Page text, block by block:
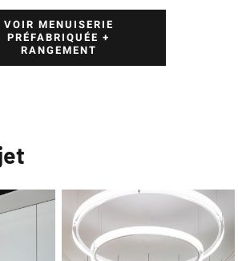
VOIR MENUISERIE
PRÉFABRIQUÉE +
RANGEMENT